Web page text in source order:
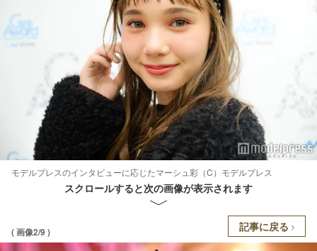
モデルプレスのインタビューに応じたマーシュ彩（C）モデルプレス
スクロールすると次の画像が表示されます
( 画像2/9 ) 記事に戻る